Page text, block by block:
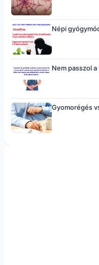
Népi
Nem passzol
Gyomorégés